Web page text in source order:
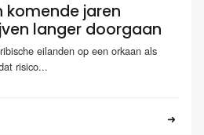
komende jaren
langer doorgaan
eilanden op een orkaan als
risico...